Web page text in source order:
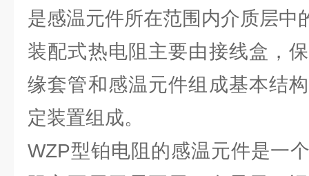
是感温元件所在范围内介质层中
装配式热电阻主要由接线盒，
缘套管和感温元件组成基本结
定装置组成。
WZP型铂电阻的感温元件是一